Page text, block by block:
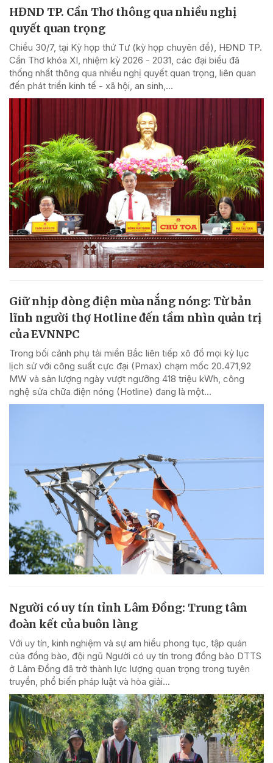
HĐND TP. Cần Thơ thông qua nhiều nghị
quyết quan trọng
Chiều 30/7, tại Kỳ họp thứ Tư (kỳ họp chuyên đề), HĐND TP.
Cần Thơ khóa XI, nhiệm kỳ 2026 - 2031, các đại biểu đã
thống nhất thông qua nhiều nghị quyết quan trọng, liên quan
đến phát triển kinh tế - xã hội, an sinh,...
Giữ nhịp dòng điện mùa nắng nóng: Từ bản
lĩnh người thợ Hotline đến tầm nhìn quản trị
của EVNNPC
Trong bối cảnh phụ tải miền Bắc liên tiếp xô đổ mọi kỷ lục
lịch sử với công suất cực đại (Pmax) chạm mốc 20.471,92
MW và sản lượng ngày vượt ngưỡng 418 triệu kWh, công
nghệ sửa chữa điện nóng (Hotline) đang là một...
Người có uy tín tỉnh Lâm Đồng: Trung tâm
đoàn kết của buôn làng
Với uy tín, kinh nghiệm và sự am hiểu phong tục, tập quán
của đồng bào, đội ngũ Người có uy tín trong đồng bào DTTS
ở Lâm Đồng đã trở thành lực lượng quan trọng trong tuyên
truyền, phổ biến pháp luật và hòa giải...